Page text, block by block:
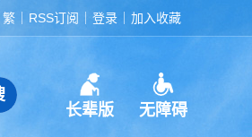
繁 RSS订阅 登录 加入收藏
长辈版 无障碍